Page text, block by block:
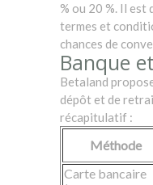
% ou 20 %. Il est
termes et
chances de
Banque
Betaland
dépôt et de
récapitulatif :
Méthode
Carte bancaire